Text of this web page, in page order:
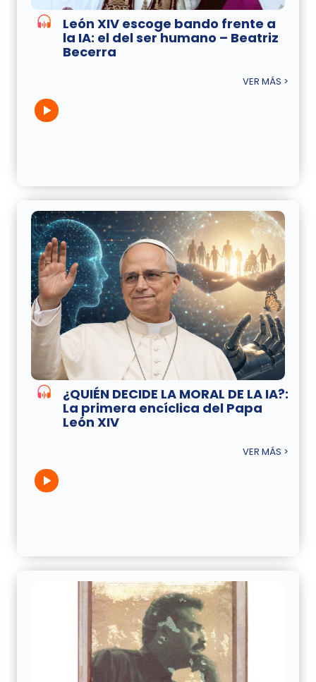
León XIV escoge bando frente a
la IA: el del ser humano – Beatriz
Becerra
VER MÁS >
¿QUIÉN DECIDE LA MORAL DE LA IA?:
La primera encíclica del Papa
León XIV
VER MÁS >